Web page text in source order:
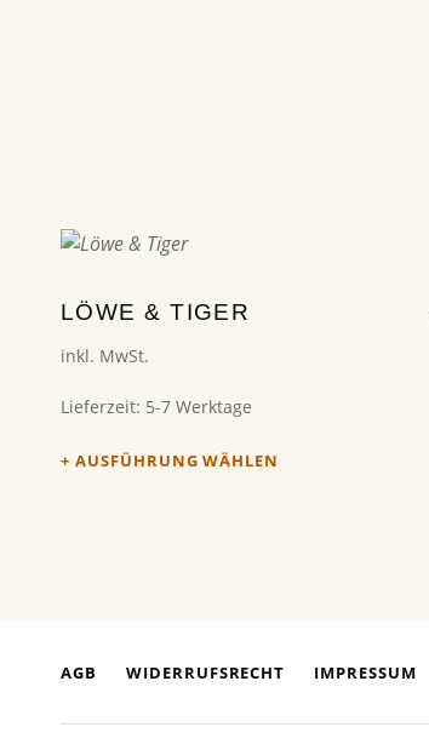
LÖWE & TIGER
inkl. MwSt.
Lieferzeit: 5-7 Werktage
AUSFÜHRUNG WÄHLEN
Dieses Produkt weist mehrere Varianten auf. Die Optionen können auf der Produktseite gewählt werden
AGB WIDERRUFSRECHT IMPRESSUM